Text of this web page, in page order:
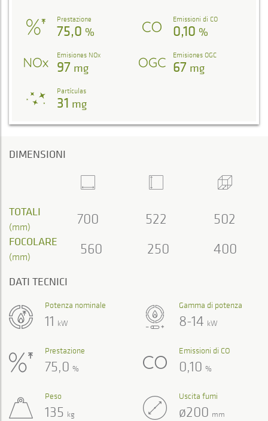
Prestazione
75,0 %
Emissioni di CO
0,10 %
Emisiones NOx
97 mg
Emisiones OGC
67 mg
Partículas
31 mg
DIMENSIONI
TOTALI
(mm) 700 522 502
FOCOLARE
(mm) 560 250 400
DATI TECNICI
Gamma di potenza
8-14 kW
Potenza nominale
11 kW
Prestazione
75,0 %
Emissioni di CO
0,10 %
Peso
135 kg
Uscita fumi
ø200 mm